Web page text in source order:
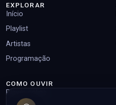
EXPLORAR
Início
Playlist
Artistas
Programação
COMO OUVIR
Player online